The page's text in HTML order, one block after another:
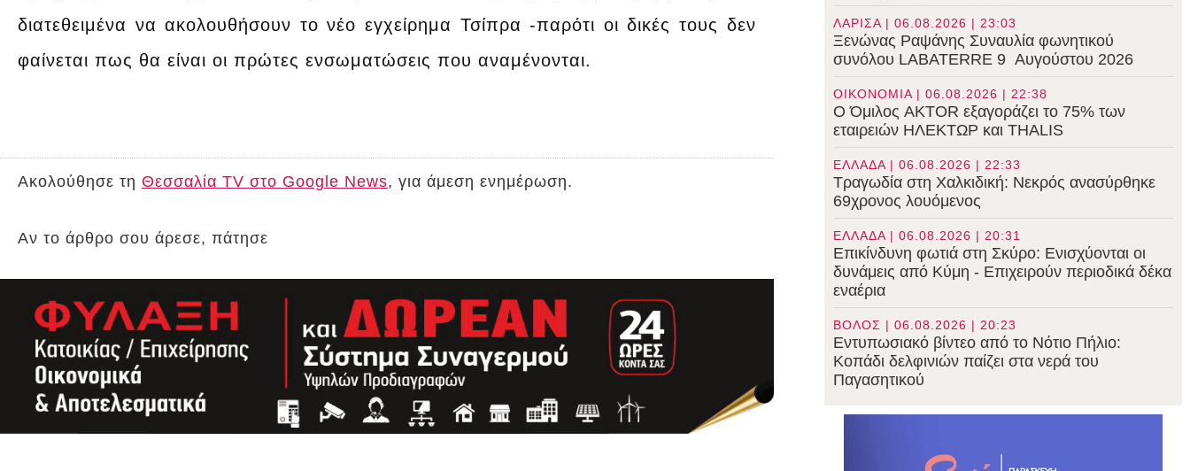
διατεθειμένα να ακολουθήσουν το νέο εγχείρημα Τσίπρα -παρότι οι δικές τους δεν
φαίνεται πως θα είναι οι πρώτες ενσωματώσεις που αναμένονται.
Ακολούθησε τη Θεσσαλία TV στο Google News, για άμεση ενημέρωση.
Αν το άρθρο σου άρεσε, πάτησε
ΛΑΡΙΣΑ | 06.08.2026 | 23:03
Ξενώνας Ραψάνης Συναυλία φωνητικού
συνόλου LABATERRE 9 Αυγούστου 2026
ΟΙΚΟΝΟΜΙΑ | 06.08.2026 | 22:38
Ο Όμιλος AKTOR εξαγοράζει το 75% των
εταιρειών ΗΛΕΚΤΩΡ και THALIS
ΕΛΛΑΔΑ | 06.08.2026 | 22:33
Τραγωδία στη Χαλκιδική: Νεκρός ανασύρθηκε
69χρονος λουόμενος
ΕΛΛΑΔΑ | 06.08.2026 | 20:31
Επικίνδυνη φωτιά στη Σκύρο: Ενισχύονται οι
δυνάμεις από Κύμη - Επιχειρούν περιοδικά δέκα
εναέρια
ΒΟΛΟΣ | 06.08.2026 | 20:23
Εντυπωσιακό βίντεο από το Νότιο Πήλιο:
Κοπάδι δελφινιών παίζει στα νερά του
Παγασητικού